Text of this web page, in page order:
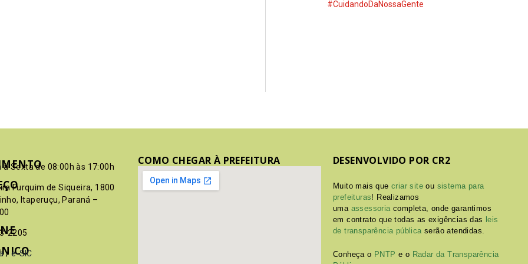
#CuidandoDaNossaGente
à Sexta de 08:00h às 17:00h
Furquim de Siqueira, 1800
Itaperuçu, Paraná –
2205
/ e-SIC
COMO CHEGAR À PREFEITURA DESENVOLVIDO POR CR2
Muito mais quecriar site ou sistema para
prefeituras! Realizamos
uma assessoriacompleta, onde garantimos
em contrato que todas as exigências das leis
de transparência públicaserão atendidas.
Conheça o PNTP e o Radar da Transparência